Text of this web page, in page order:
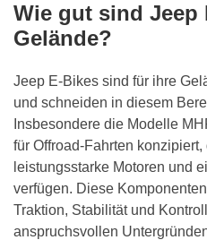
Wie gut sind Jeep
Gelände?
Jeep E-Bikes sind für ihre
und schneiden in diesem
Insbesondere die Modelle
für Offroad-Fahrten
leistungsstarke Motoren und
verfügen. Diese
Traktion, Stabilität und
anspruchsvollen